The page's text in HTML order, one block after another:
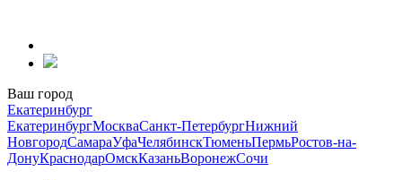
содержанию
Ваш город
Екатеринбург
ЕкатеринбургМоскваСанкт-ПетербургНижний
НовгородСамараУфаЧелябинскТюменьПермьРостов-на-
ДонуКраснодарОмскКазаньВоронежСочи